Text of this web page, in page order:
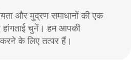
और मुद्रण समाधानों की एक
चुनें। हम आपकी
के लिए तत्पर हैं।